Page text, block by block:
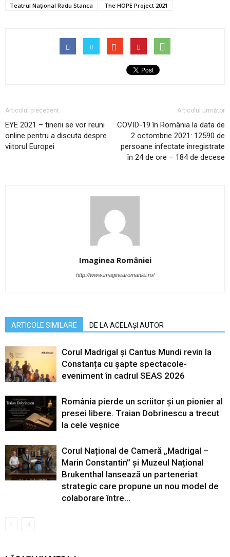
Teatrul Național Radu Stanca
The HOPE Project 2021
Articolul precedent
EYE 2021 – tinerii se vor reuni
online pentru a discuta despre
viitorul Europei
Articolul următor
COVID-19 în România la data de
2 octombrie 2021: 12590 de
persoane infectate înregistrate
în 24 de ore – 184 de decese
Imaginea României
http://www.imaginearomaniei.ro/
ARTICOLE SIMILARE DE LA ACELAȘI AUTOR
Corul Madrigal și Cantus Mundi revin la
Constanța cu șapte spectacole-
eveniment în cadrul SEAS 2026
România pierde un scriitor și un pionier al
presei libere. Traian Dobrinescu a trecut
la cele veșnice
Corul Național de Cameră „Madrigal –
Marin Constantin” și Muzeul Național
Brukenthal lansează un parteneriat
strategic care propune un nou model de
colaborare între...